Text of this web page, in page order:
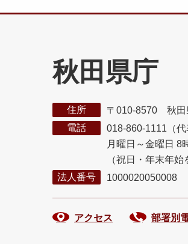
秋田県庁
住所
〒010-8570 秋田
電話
018-860-1111（代
月曜日～金曜日 8
（祝日・年末年始
法人番号
1000020050008
アクセス 部署別